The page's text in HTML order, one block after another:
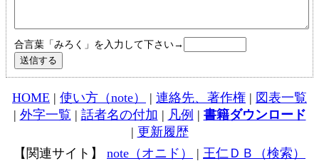
合言葉「みろく」を入力して下さい→
HOME | 使い方（note） | 連絡先、著作権 | 図表一覧
| 外字一覧 | 話者名の付加 | 凡例 | 書籍ダウンロード
| 更新履歴
【関連サイト】 note（オニド） | 王仁ＤＢ（検索）